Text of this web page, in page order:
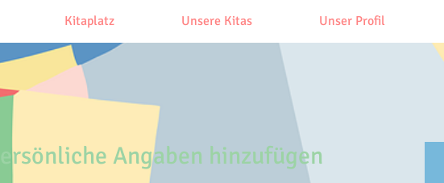
Kitaplatz Unsere Kitas Unser Profil
Persönliche Angaben hinzufügen